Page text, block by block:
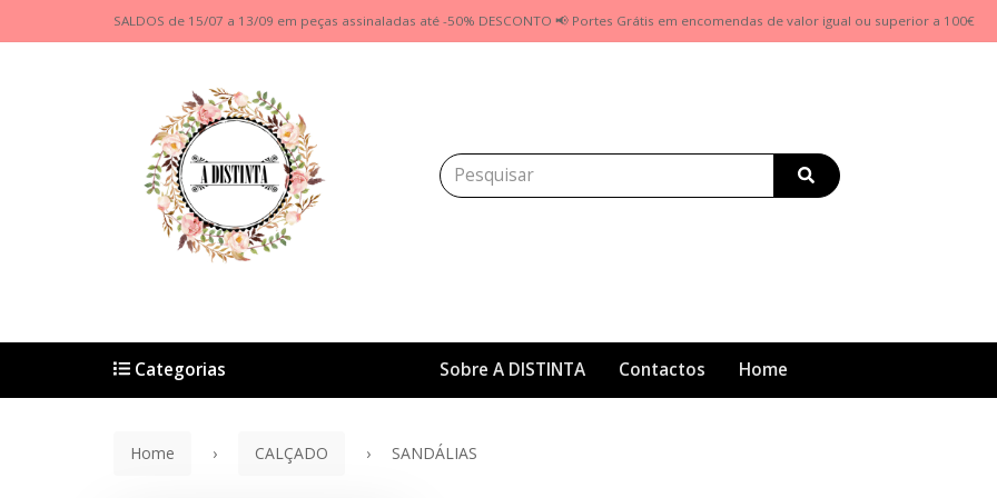
SALDOS de 15/07 a 13/09 em peças assinaladas até -50% DESCONTO 📢 Portes Grátis em encomendas de valor igual ou superior a 100€
Sobre A DISTINTA Contactos Home
Categorias
Home CALÇADO SANDÁLIAS